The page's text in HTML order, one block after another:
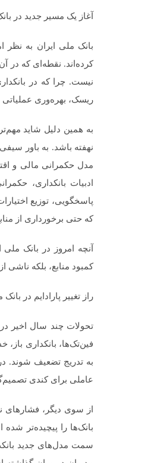
آغاز یک مسیر جدید در
بانک ملی ایران به نظر
کرده‌اند. نقطه‌ای که در
نیست. چرا که در
ریسک، بهره‌وری
به همین دلیل شاید
نهفته باشد. به باور
مدل حکمرانی مالی و
ادبیات بانکداری،
پاسخگویی، توزیع
که حتی برخورداری از
آنچه امروز در بانک
کمبود منابع، بلکه ناشی
راز تغییر پارادایم در
تحولات چند سال اخیر در
فین‌تک‌ها، بانکداری
به تدریج تضعیف شوند.
عاملی برای کندی
از سوی دیگر، فشارهای
بانک‌ها را پیچیده‌تر
سمت مدل‌های جدید